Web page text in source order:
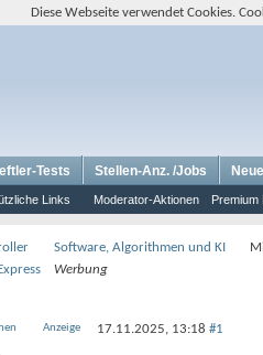
Links Moderator-Aktionen Premium
Tests Stellen-Anz. /Jobs
Software, Algorithmen und KI
Werbung
Anzeige 17.11.2025, 13:18 #1
Diese Webseite verwendet Cookies.